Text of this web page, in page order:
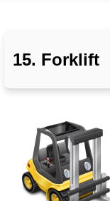
15. Forklift